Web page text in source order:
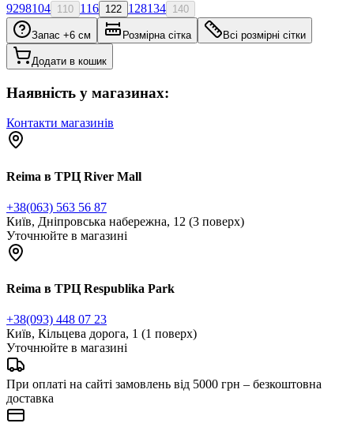
9298104 110 116 122 128134 140
Запас +6 см Розмірна сітка Всі розмірні сітки
Додати в кошик
Наявність у магазинах:
Контакти магазинів
Reima в ТРЦ River Mall
+38(063) 563 56 87
Київ, Дніпровська набережна, 12 (3 поверх)
Уточнюйте в магазині
Reima в ТРЦ Respublika Park
+38(093) 448 07 23
Київ, Кільцева дорога, 1 (1 поверх)
Уточнюйте в магазині
При оплаті на сайті замовлень від 5000 грн – безкоштовна
доставка